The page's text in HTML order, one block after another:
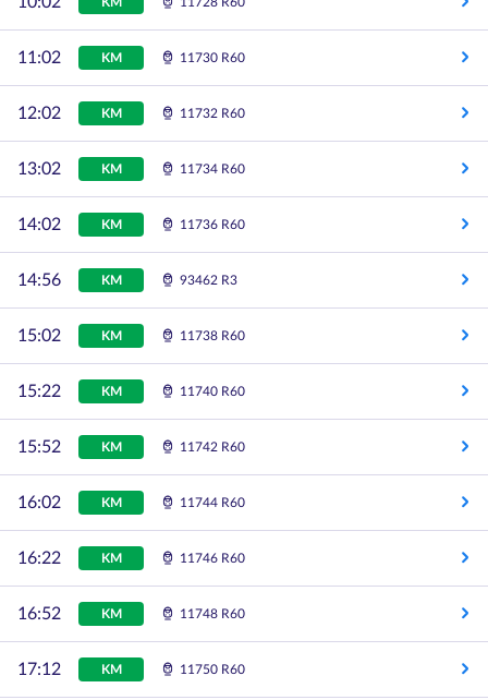
11:02 KM 11730 R60
12:02 KM 11732 R60
13:02 KM 11734 R60
14:02 KM 11736 R60
14:56 KM 93462 R3
15:02 KM 11738 R60
15:22 KM 11740 R60
15:52 KM 11742 R60
16:02 KM 11744 R60
16:22 KM 11746 R60
16:52 KM 11748 R60
17:12 KM 11750 R60